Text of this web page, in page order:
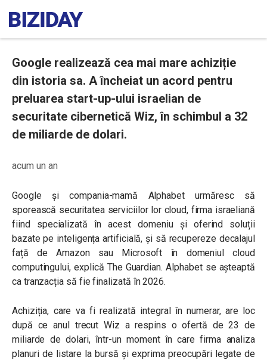
Google realizează cea mai mare achiziție
din istoria sa. A încheiat un acord pentru
preluarea start-up-ului israelian de
securitate cibernetică Wiz, în schimbul a 32
de miliarde de dolari.
acum un an
Google și compania-mamă Alphabet urmăresc să
sporească securitatea serviciilor lor cloud, firma israeliană
fiind specializată în acest domeniu și oferind soluții
bazate pe inteligența artificială, și să recupereze decalajul
față de Amazon sau Microsoft în domeniul cloud
computingului, explică The Guardian. Alphabet se așteaptă
ca tranzacția să fie finalizată în 2026.
Achiziția, care va fi realizată integral în numerar, are loc
după ce anul trecut Wiz a respins o ofertă de 23 de
miliarde de dolari, într-un moment în care firma analiza
planuri de listare la bursă și exprima preocupări legate de